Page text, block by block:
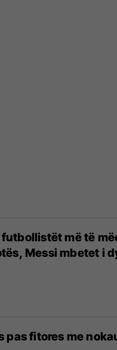
më të
Messi mbetet i
pas fitores me